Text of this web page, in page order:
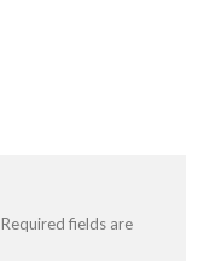
Required fields are